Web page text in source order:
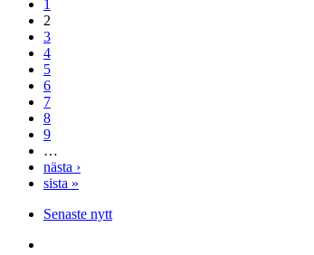
1
2
3
4
5
6
7
8
9
…
nästa ›
sista »
Senaste nytt